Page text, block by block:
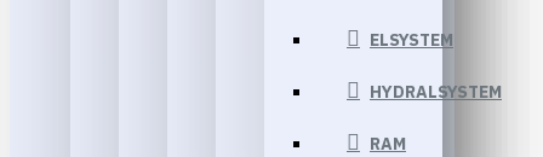
ELSYSTEM
HYDRALSYSTEM
RAM